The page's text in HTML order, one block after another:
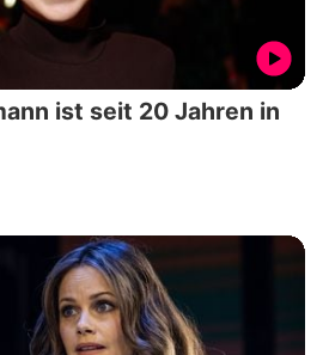
ist seit 20 Jahren in